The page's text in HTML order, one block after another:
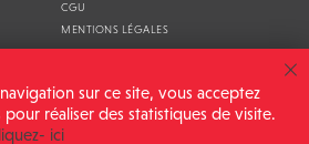
CGU
MENTIONS LÉGALES
GÉNÉRALE © 2026
sur ce site, vous acceptez
pour réaliser des statistiques de visite.
ici